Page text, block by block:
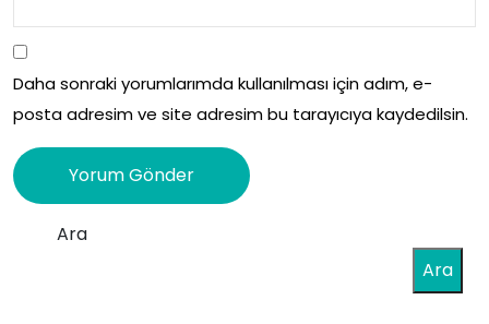
Daha sonraki yorumlarımda kullanılması için adım, e-
posta adresim ve site adresim bu tarayıcıya kaydedilsin.
Ara
Ara